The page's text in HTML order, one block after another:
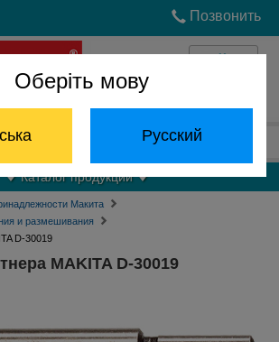
Оберіть мову
Русский
Позвонить
Войти
запчастей: (068) 824-24-24
Каталог продукции
Макита
и размешивания
D-30019
MAKITA D-30019